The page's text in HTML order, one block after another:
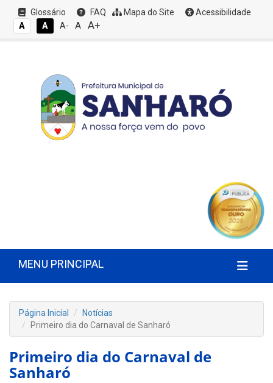
Glossário FAQ Mapa do Site
Acessibilidade
A
A A- A A+
MENU PRINCIPAL
Página Inicial
Notícias
Primeiro dia do Carnaval de Sanharó
Primeiro dia do Carnaval de
Sanharó